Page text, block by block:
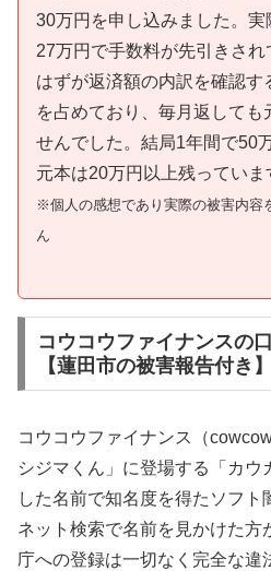
30万円を申し込みました。
27万円で手数料が先引きさ
はずが返済額の内訳を確認す
を占めており、毎月返しても
せんでした。結局1年間で50
元本は20万円以上残っていま
※個人の感想であり実際の被害内容
ん
コウコウファイナンスの
【蓮田市の被害報告付き】
コウコウファイナンス（
シジマくん」に登場する「カウ
した名前で知名度を得たソフト
ネット検索で名前を見かけた方
庁への登録は一切なく完全な違